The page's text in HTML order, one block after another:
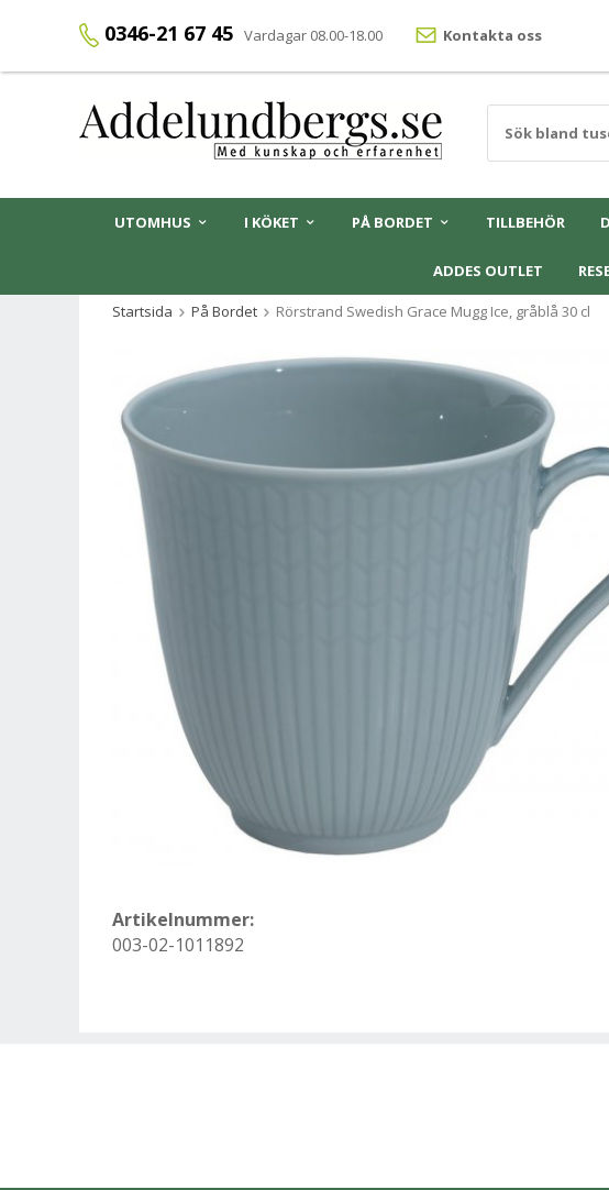
0346-21 67 45 Vardagar 08.00-18.00 Kontakta oss
UTOMHUS I KÖKET PÅ BORDET TILLBEHÖR
ADDES OUTLET
Startsida På Bordet Rörstrand Swedish Grace Mugg Ice, gråblå 30 cl
Artikelnummer:
003-02-1011892